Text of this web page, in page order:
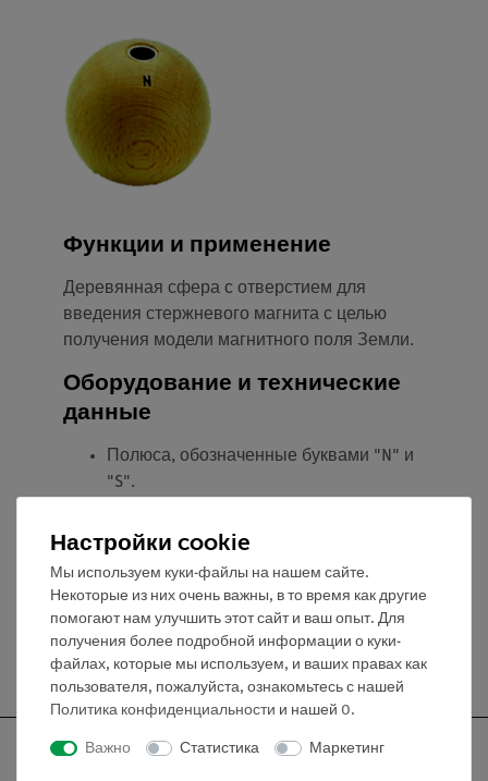
Функции и применение
Деревянная сфера с отверстием для
введения стержневого магнита с целью
получения модели магнитного поля Земли.
Оборудование и технические
данные
Полюса, обозначенные буквами "N" и
"S".
магнита в отверстии через два кольца
из ферромагнитного материала.
Настройки cookie
Мы используем куки-файлы на нашем сайте.
Некоторые из них очень важны, в то время как другие
помогают нам улучшить этот сайт и ваш опыт. Для
получения более подробной информации о куки-
файлах, которые мы используем, и ваших правах как
пользователя, пожалуйста, ознакомьтесь с нашей
Политика конфиденциальности и нашей 0.
Важно Статистика Маркетинг